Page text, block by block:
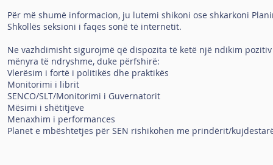
Për më shumë informacion, ju lutemi shikoni ose shkarkoni
Shkollës seksioni i faqes sonë të internetit.
Ne vazhdimisht sigurojmë që dispozita të ketë një ndikim
mënyra të ndryshme, duke përfshirë:
Vlerësim i fortë i politikës dhe praktikës
Monitorimi i librit
SENCO/SLT/Monitorimi i Guvernatorit
Mësimi i shëtitjeve
Menaxhim i performances
Planet e mbështetjes për SEN rishikohen me prindërit/